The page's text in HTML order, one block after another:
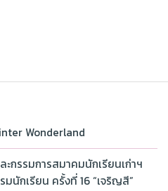
Wonderland
กรรมการสมาคมนักเรียนเก่าฯ
มนักเรียน ครั้งที่ 16 “เจริญสี”